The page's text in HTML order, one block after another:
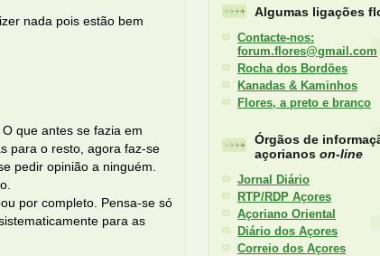
nada pois estão bem
que antes se fazia em
para o resto, agora faz-se
pedir opinião a ninguém.
por completo. Pensa-se só
para as
Algumas ligações
Contacte-nos:
forum.flores@gmail.com
Rocha dos Bordões
Kanadas & Kaminhos
Flores, a preto e branco
Órgãos de
açorianos on-line
Jornal Diário
RTP/RDP Açores
Açoriano Oriental
Diário dos Açores
Correio dos Açores